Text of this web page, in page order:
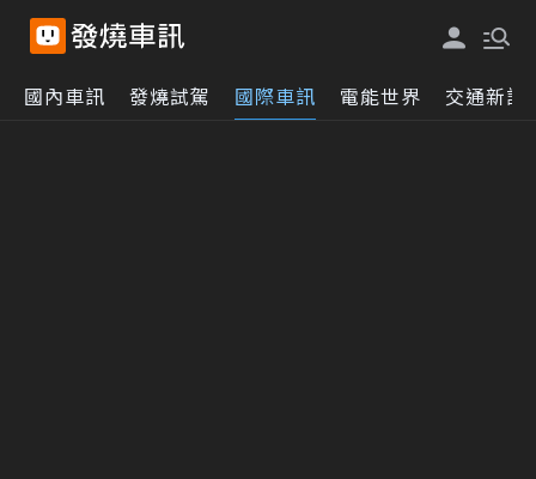
國內車訊 發燒試駕 國際車訊 電能世界 交通新訊